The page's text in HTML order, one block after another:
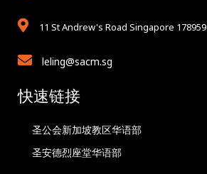
11 St Andrew's Road Singapore 178959
leling@sacm.sg
快速链接
圣公会新加坡教区华语部
圣安德烈座堂华语部